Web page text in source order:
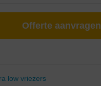
Offerte aanvragen
low vriezers